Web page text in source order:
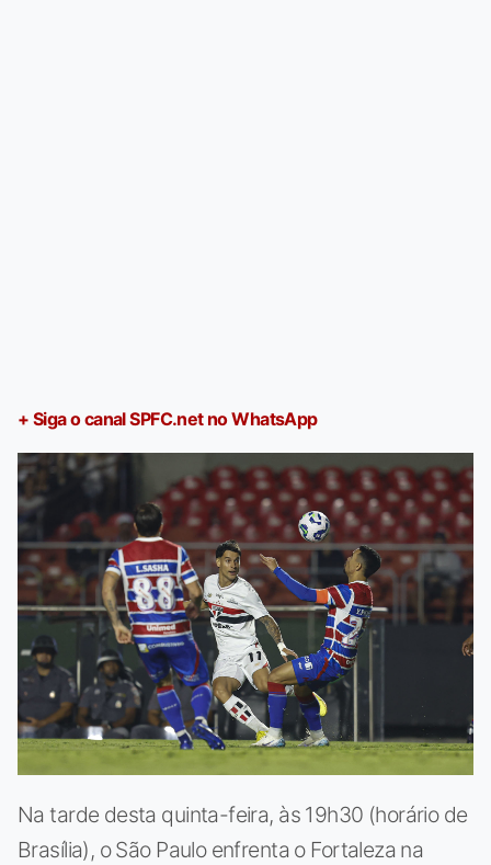
+ Siga o canal SPFC.net no WhatsApp
Na tarde desta quinta-feira, às 19h30 (horário de
Brasília), o São Paulo enfrenta o Fortaleza na